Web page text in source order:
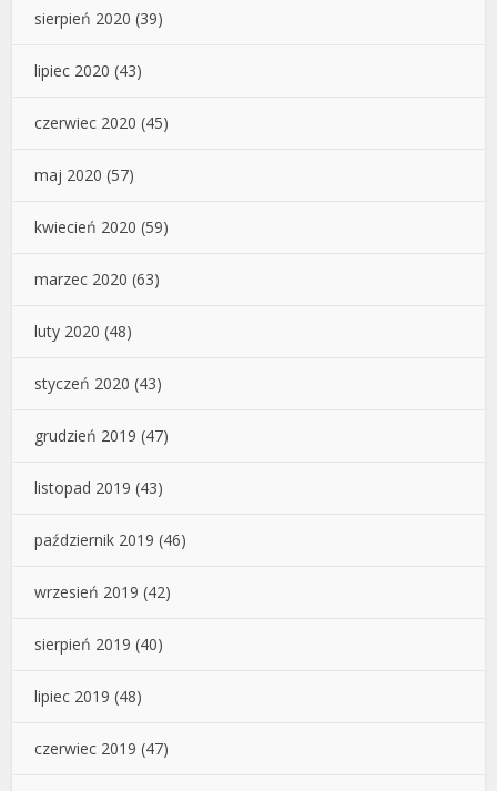
sierpień 2020 (39)
lipiec 2020 (43)
czerwiec 2020 (45)
maj 2020 (57)
kwiecień 2020 (59)
marzec 2020 (63)
luty 2020 (48)
styczeń 2020 (43)
grudzień 2019 (47)
listopad 2019 (43)
październik 2019 (46)
wrzesień 2019 (42)
sierpień 2019 (40)
lipiec 2019 (48)
czerwiec 2019 (47)